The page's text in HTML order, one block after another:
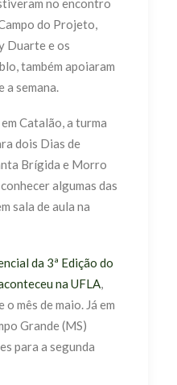
no encontro
do Projeto,
Duarte e os
também apoiaram
a semana.
Catalão, a turma
dois Dias de
Brígida e Morro
algumas das
sala de aula na
da 3ª Edição do
na UFLA,
mês de maio. Já em
Grande (MS)
para a segunda